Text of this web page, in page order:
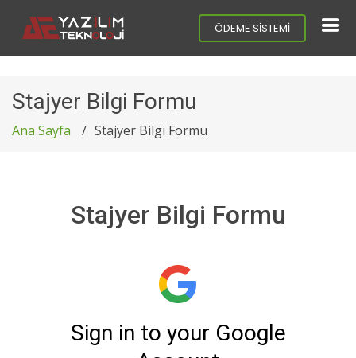
ÖDEME SİSTEMİ
Stajyer Bilgi Formu
Ana Sayfa Stajyer Bilgi Formu
Stajyer Bilgi Formu